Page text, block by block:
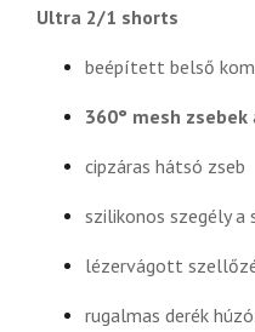
Ultra 2/1 shorts
beépített belső
360° mesh zsebek
cipzáras hátsó zseb
szilikonos szegély
lézervágott
rugalmas derék